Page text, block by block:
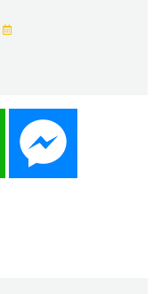
WhatsApp